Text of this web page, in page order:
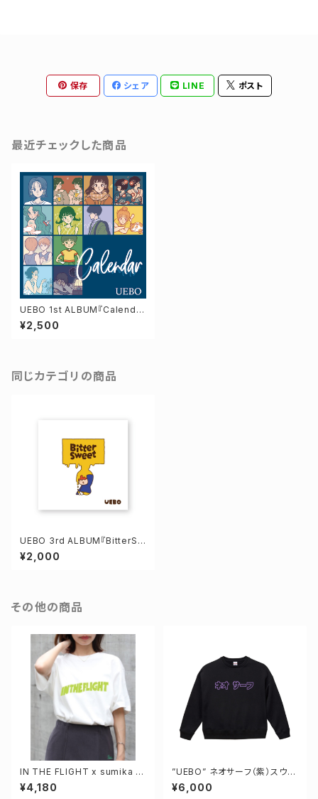
保存 シェア LINE ポスト
最近チェックした商品
UEBO 1st ALBUM『Calenda
r』
¥2,500
同じカテゴリの商品
UEBO 3rd ALBUM『BitterSw
eet』
¥2,000
その他の商品
IN THE FLIGHT x sumika IN
THE FLIGHT Tシャツ
¥4,180
”UEBO” ネオサーフ（紫）スウェ
ット
¥6,000